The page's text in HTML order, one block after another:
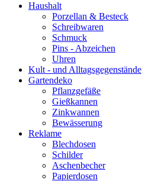
Haushalt
Porzellan & Besteck
Schreibwaren
Schmuck
Pins - Abzeichen
Uhren
Kult - und Alltagsgegenstände
Gartendeko
Pflanzgefäße
Gießkannen
Zinkwannen
Bewässerung
Reklame
Blechdosen
Schilder
Aschenbecher
Papierdosen